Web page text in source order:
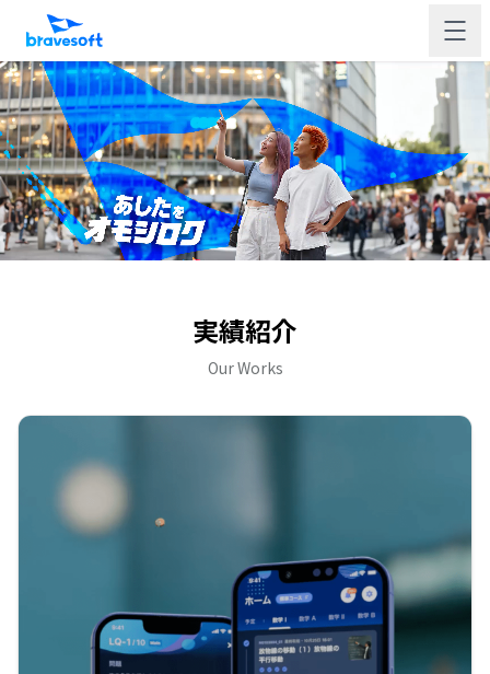
実績紹介
Our Works